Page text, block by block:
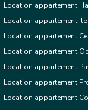
Location appartement
Location appartement Ile
Location appartement
Location appartement
Location appartement
Location appartement
Location appartement